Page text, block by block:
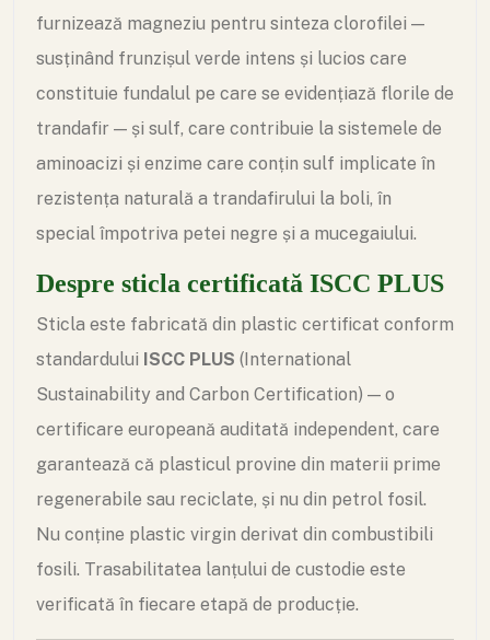
furnizează magneziu pentru sinteza clorofilei —
susținând frunzișul verde intens și lucios care
constituie fundalul pe care se evidențiază florile de
trandafir — și sulf, care contribuie la sistemele de
aminoacizi și enzime care conțin sulf implicate în
rezistența naturală a trandafirului la boli, în
special împotriva petei negre și a mucegaiului.
Despre sticla certificată ISCC PLUS
Sticla este fabricată din plastic certificat conform
standardului ISCC PLUS (International
Sustainability and Carbon Certification) — o
certificare europeană auditată independent, care
garantează că plasticul provine din materii prime
regenerabile sau reciclate, și nu din petrol fosil.
Nu conține plastic virgin derivat din combustibili
fosili. Trasabilitatea lanțului de custodie este
verificată în fiecare etapă de producție.